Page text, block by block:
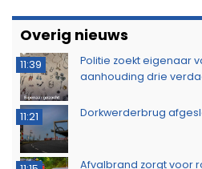
Overig nieuws
11:39
Politie zoekt eigenaar
aanhouding drie
11:21 Dorkwerderbrug
Afvalbrand zorgt voor